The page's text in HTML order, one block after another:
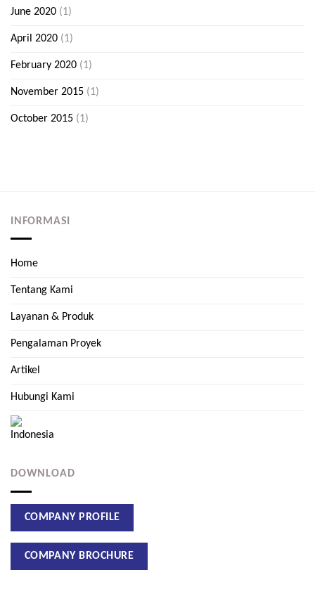
June 2020 (1)
April 2020 (1)
February 2020 (1)
November 2015 (1)
October 2015 (1)
INFORMASI
Home
Tentang Kami
Layanan & Produk
Pengalaman Proyek
Artikel
Hubungi Kami
DOWNLOAD